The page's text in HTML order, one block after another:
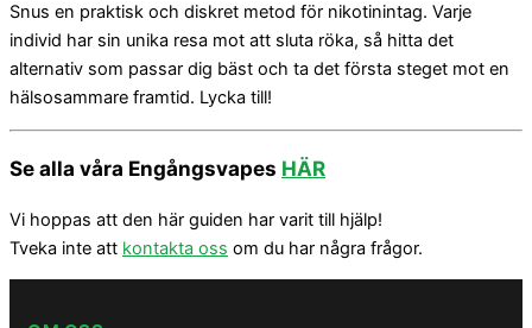
Snus en praktisk och diskret metod för nikotinintag. Varje
individ har sin unika resa mot att sluta röka, så hitta det
alternativ som passar dig bäst och ta det första steget mot en
hälsosammare framtid. Lycka till!
Se alla våra Engångsvapes HÄR
Vi hoppas att den här guiden har varit till hjälp!
Tveka inte att kontakta oss om du har några frågor.